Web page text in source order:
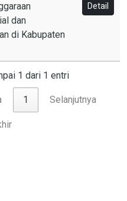
dan
di Kabupaten
Detail
1 dari 1 entri
1 Selanjutnya